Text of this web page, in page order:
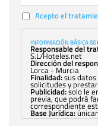
Acepto el
INFORMACIÓN BÁSICA
Responsable del
S.L/Hoteles.net
Dirección del
Lorca - Murcia
Finalidad:sus
solicitudes y
Publicidad:solo le
previa, que podrá
correspondiente
Base Jurídica:
consentimiento